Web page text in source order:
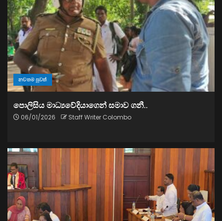
නවතම පුවත්
පොලිසිය මාධ්‍යවේදියාගෙන් සමාව ගනී..
06/01/2026 Staff Writer Colombo